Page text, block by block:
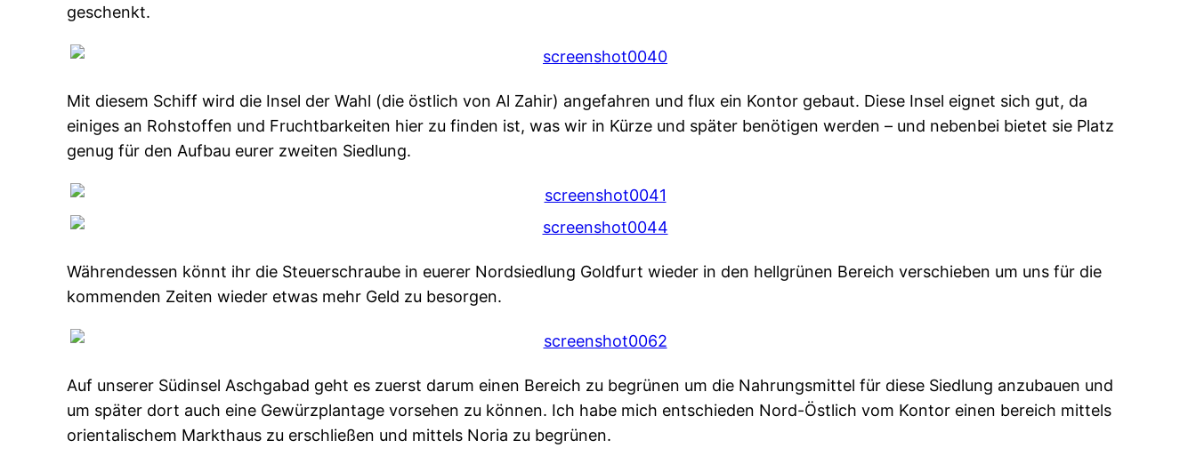
geschenkt.
Mit diesem Schiff wird die Insel der Wahl (die östlich von Al Zahir) angefahren und flux ein Kontor gebaut. Diese Insel eignet sich gut, da
einiges an Rohstoffen und Fruchtbarkeiten hier zu finden ist, was wir in Kürze und später benötigen werden – und nebenbei bietet sie Platz
genug für den Aufbau eurer zweiten Siedlung.
Währendessen könnt ihr die Steuerschraube in euerer Nordsiedlung Goldfurt wieder in den hellgrünen Bereich verschieben um uns für die
kommenden Zeiten wieder etwas mehr Geld zu besorgen.
Auf unserer Südinsel Aschgabad geht es zuerst darum einen Bereich zu begrünen um die Nahrungsmittel für diese Siedlung anzubauen und
um später dort auch eine Gewürzplantage vorsehen zu können. Ich habe mich entschieden Nord-Östlich vom Kontor einen bereich mittels
orientalischem Markthaus zu erschließen und mittels Noria zu begrünen.